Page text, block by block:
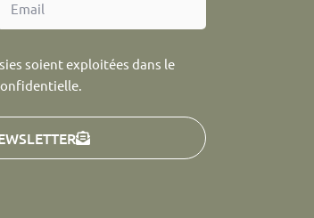
soient exploitées dans le